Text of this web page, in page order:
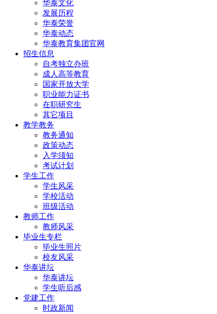
华泰文化
发展历程
华泰荣誉
华泰动态
华泰教育集团官网
招生信息
自考独立办班
成人高等教育
国家开放大学
职业能力证书
在职研究生
其它项目
教学教务
教务通知
政策动态
入学须知
考试计划
学生工作
学生风采
学校活动
班级活动
教师工作
教师风采
毕业生专栏
毕业生照片
校友风采
华泰讲坛
华泰讲坛
学生听后感
党建工作
时政新闻